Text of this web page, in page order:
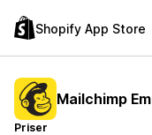
Shopify App Store
Mailchimp
Priser